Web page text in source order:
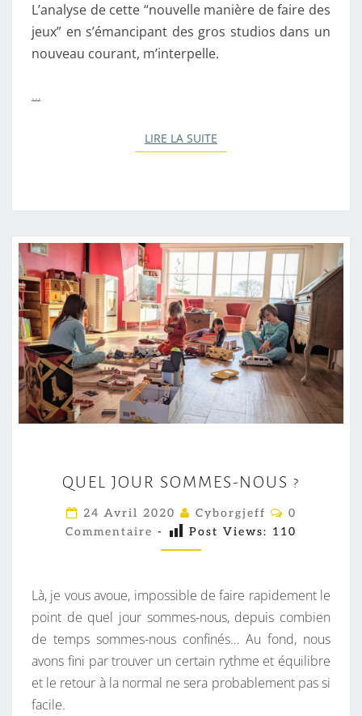
L’analyse de cette “nouvelle manière de faire des
jeux” en s’émancipant des gros studios dans un
nouveau courant, m’interpelle.
…
LIRE LA SUITE
U
E
J
U
R
S
O
M
QUEL JOUR SOMMES-NOUS ?
24 Avril 2020 Cyborgjeff
C
M
A
I
R
E
S
0
Commentaire - Post Views: 110
Là, je vous avoue, impossible de faire rapidement le
point de quel jour sommes-nous, depuis combien
de temps sommes-nous confinés… Au fond, nous
avons fini par trouver un certain rythme et équilibre
et le retour à la normal ne sera probablement pas si
facile.